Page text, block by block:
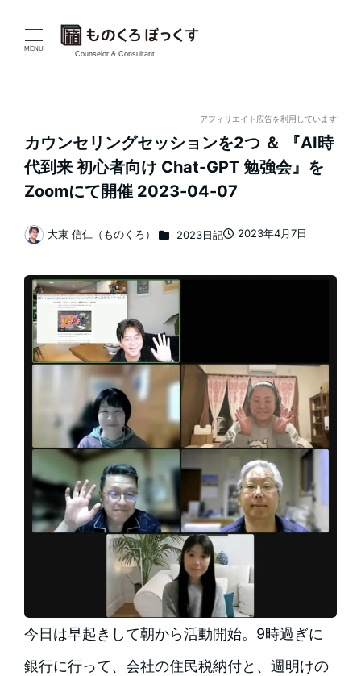
MENU
Counselor & Consultant
アフィリエイト広告を利用しています
カウンセリングセッションを2つ ＆ 『AI時
代到来 初心者向け Chat-GPT 勉強会』を
Zoomにて開催 2023-04-07
投稿日
2023年4月7日
著
大東 信仁（ものくろ） カテゴリー
2023日記
今日は早起きして朝から活動開始。9時過ぎに
銀行に行って、会社の住民税納付と、週明けの